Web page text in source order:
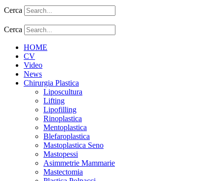
Cerca
Cerca
HOME
CV
Video
News
Chirurgia Plastica
Liposcultura
Lifting
Lipofilling
Rinoplastica
Mentoplastica
Blefaroplastica
Mastoplastica Seno
Mastopessi
Asimmetrie Mammarie
Mastectomia